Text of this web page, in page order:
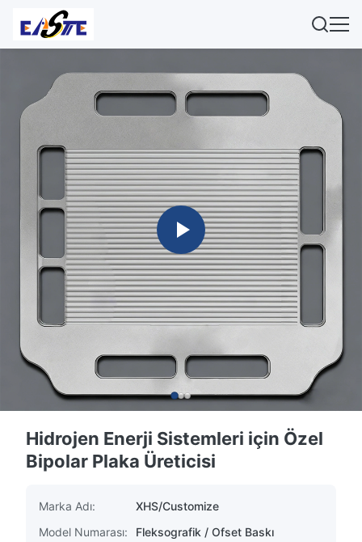
Hidrojen Enerji Sistemleri için Özel
Bipolar Plaka Üreticisi
Marka Adı:
XHS/Customize
Model Numarası:
Fleksografik / Ofset Baskı